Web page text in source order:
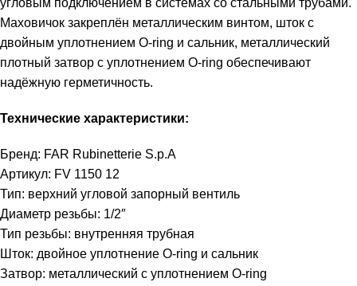
угловым подключением в системах со стальными трубами.
Маховичок закреплён металлическим винтом, шток с
двойным уплотнением O-ring и сальник, металлический
плотный затвор с уплотнением O-ring обеспечивают
надёжную герметичность.
Технические характеристики:
Бренд: FAR Rubinetterie S.p.A
Артикул: FV 1150 12
Тип: верхний угловой запорный вентиль
Диаметр резьбы: 1/2″
Тип резьбы: внутренняя трубная
Шток: двойное уплотнение O-ring и сальник
Затвор: металлический с уплотнением O-ring